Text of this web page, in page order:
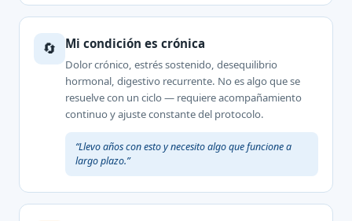
🔄 Mi condición es crónica
Dolor crónico, estrés sostenido, desequilibrio
hormonal, digestivo recurrente. No es algo que se
resuelve con un ciclo — requiere acompañamiento
continuo y ajuste constante del protocolo.
“Llevo años con esto y necesito algo que funcione a
largo plazo.”